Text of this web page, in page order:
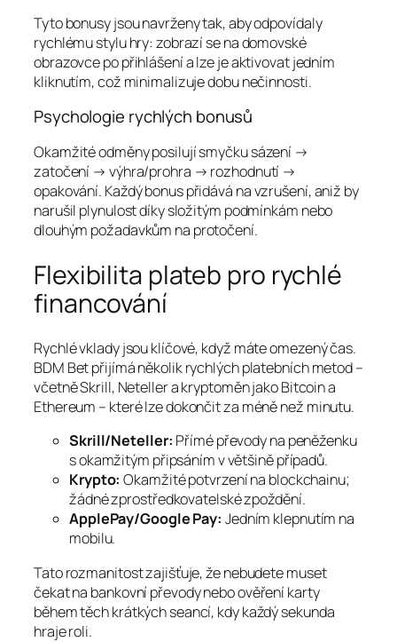
Tyto bonusy jsou navrženy tak, aby odpovídaly
rychlému stylu hry: zobrazí se na domovské
obrazovce po přihlášení a lze je aktivovat jedním
kliknutím, což minimalizuje dobu nečinnosti.
Psychologie rychlých bonusů
Okamžité odměny posilují smyčku sázení →
zatočení → výhra/prohra → rozhodnutí →
opakování. Každý bonus přidává na vzrušení, aniž by
narušil plynulost díky složitým podmínkám nebo
dlouhým požadavkům na protočení.
Flexibilita plateb pro rychlé
financování
Rychlé vklady jsou klíčové, když máte omezený čas.
BDM Bet přijímá několik rychlých platebních metod –
včetně Skrill, Neteller a kryptoměn jako Bitcoin a
Ethereum – které lze dokončit za méně než minutu.
Skrill/Neteller: Přímé převody na peněženku
s okamžitým připsáním v většině případů.
Krypto: Okamžité potvrzení na blockchainu;
žádné zprostředkovatelské zpoždění.
ApplePay/Google Pay: Jedním klepnutím na
mobilu.
Tato rozmanitost zajišťuje, že nebudete muset
čekat na bankovní převody nebo ověření karty
během těch krátkých seancí, kdy každý sekunda
hraje roli.